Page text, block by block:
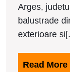
Arges
Arges,
balustrade
exterioare
Read More